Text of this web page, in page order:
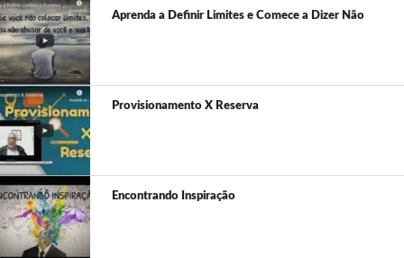
Aprenda a Definir Limites e Comece a Dizer Não
Provisionamento X Reserva
Encontrando Inspiração